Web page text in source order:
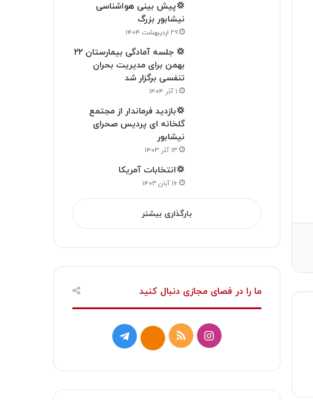
💢پیش بینی هواشناسی
نیشابور بزرگ
۲۹ اردیبهشت ۱۴۰۴
💢 جلسه آمادگی بیمارستان ۲۲
بهمن برای مدیریت بحران
تنفسی برگزار شد
۱ آذر ۱۴۰۴
💢بازدید فرماندار از مجتمع
گلخانه ای پردیس صحرای
نیشابور
۱۳ آذر ۱۴۰۳
💢انتخابات آمریکا
۱۶ آبان ۱۴۰۳
بارگذاری بیشتر
ما را در فصای مجازی دنبال کنید
ا
خ
ت